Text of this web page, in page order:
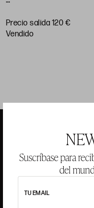
Suscríbase para
del
TU EMAIL
Precio salida 120 €
vendido
ANSORENA
EQUIPO